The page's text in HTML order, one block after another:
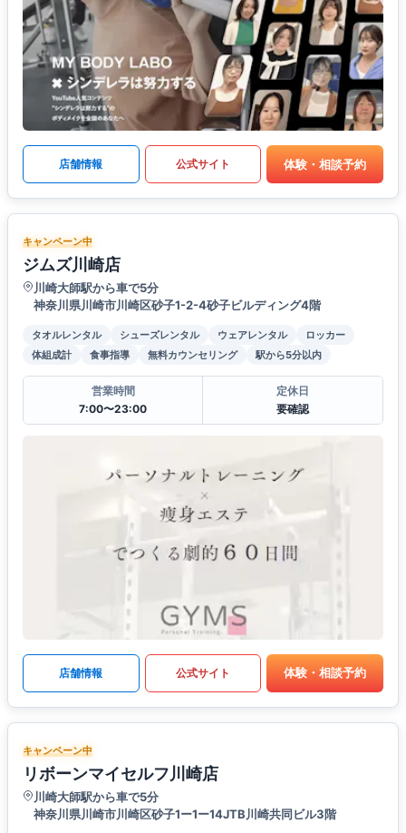
店舗情報 公式サイト 体験・相談予約
キャンペーン中
ジムズ川崎店
川崎大師駅から車で5分
神奈川県川崎市川崎区砂子1-2-4砂子ビルディング4階
タオルレンタル シューズレンタル ウェアレンタル
ロッカー
体組成計
食事指導 無料カウンセリング 駅から5分以内
営業時間
7:00〜23:00
定休日
要確認
店舗情報 公式サイト 体験・相談予約
キャンペーン中
リボーンマイセルフ川崎店
川崎大師駅から車で5分
神奈川県川崎市川崎区砂子1ー1ー14JTB川崎共同ビル3階